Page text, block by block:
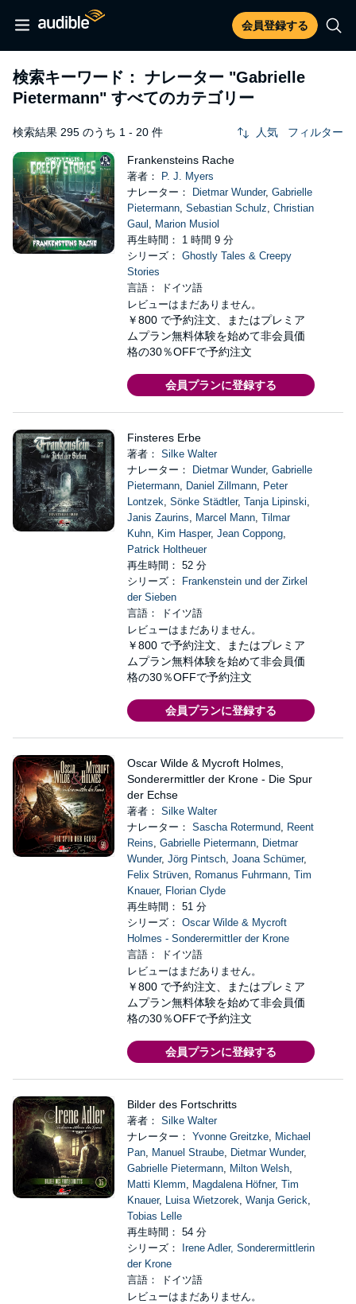
会員登録する
検索キーワード： ナレーター "Gabrielle
Pietermann" すべてのカテゴリー
検索結果 295 のうち 1 - 20 件 人気 フィルター
Frankensteins Rache
著者：
P. J. Myers
ナレーター：
Dietmar Wunder, Gabrielle
Pietermann, Sebastian Schulz, Christian
Gaul , Marion Musiol
再生時間： 1 時間 9 分
シリーズ： Ghostly Tales & Creepy
Stories
言語： ドイツ語
レビューはまだありません。
￥800 で予約注文、またはプレミア
ムプラン無料体験を始めて非会員価
格の30％OFFで予約注文
会員プランに登録する
Finsteres Erbe
著者： Silke Walter
ナレーター：
Dietmar Wunder, Gabrielle
Pietermann, Daniel Zillmann, Peter
Lontzek, Sönke Städtler, Tanja Lipinski,
Janis Zaurins, Marcel Mann, Tilmar
Kuhn, Kim Hasper, Jean Coppong,
Patrick Holtheuer
再生時間： 52 分
シリーズ：
Frankenstein und der Zirkel
der Sieben
言語： ドイツ語
レビューはまだありません。
￥800 で予約注文、またはプレミア
ムプラン無料体験を始めて非会員価
格の30％OFFで予約注文
会員プランに登録する
Oscar Wilde & Mycroft Holmes,
Sonderermittler der Krone - Die Spur
der Echse
著者： Silke Walter
ナレーター： Sascha Rotermund, Reent
Reins, Gabrielle Pietermann, Dietmar
Wunder, Jörg Pintsch, Joana Schümer,
Felix Strüven, Romanus Fuhrmann, Tim
Knauer, Florian Clyde
再生時間： 51 分
シリーズ： Oscar Wilde & Mycroft
Holmes - Sonderermittler der Krone
言語： ドイツ語
レビューはまだありません。
￥800 で予約注文、またはプレミア
ムプラン無料体験を始めて非会員価
格の30％OFFで予約注文
会員プランに登録する
Bilder des Fortschritts
著者： Silke Walter
ナレーター： Yvonne Greitzke, Michael
Pan, Manuel Straube, Dietmar Wunder,
Gabrielle Pietermann, Milton Welsh,
Matti Klemm, Magdalena Höfner, Tim
Knauer, Luisa Wietzorek, Wanja Gerick,
Tobias Lelle
再生時間： 54 分
シリーズ：
Irene Adler, Sonderermittlerin
der Krone
言語： ドイツ語
レビューはまだありません。